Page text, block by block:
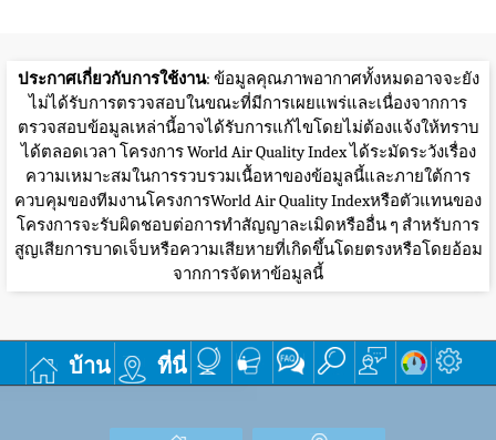
ประกาศเกี่ยวกับการใช้งาน: ข้อมูลคุณภาพอากาศทั้งหมดอาจจะยัง
ไม่ได้รับการตรวจสอบในขณะที่มีการเผยแพร่และเนื่องจากการ
ตรวจสอบข้อมูลเหล่านี้อาจได้รับการแก้ไขโดยไม่ต้องแจ้งให้ทราบ
ได้ตลอดเวลา โครงการ World Air Quality Index ได้ระมัดระวังเรื่อง
ความเหมาะสมในการรวบรวมเนื้อหาของข้อมูลนี้และภายใต้การ
ควบคุมของทีมงานโครงการWorld Air Quality Indexหรือตัวแทนของ
โครงการจะรับผิดชอบต่อการทำสัญญาละเมิดหรืออื่น ๆ สำหรับการ
สูญเสียการบาดเจ็บหรือความเสียหายที่เกิดขึ้นโดยตรงหรือโดยอ้อม
จากการจัดหาข้อมูลนี้
บ้าน ที่นี่